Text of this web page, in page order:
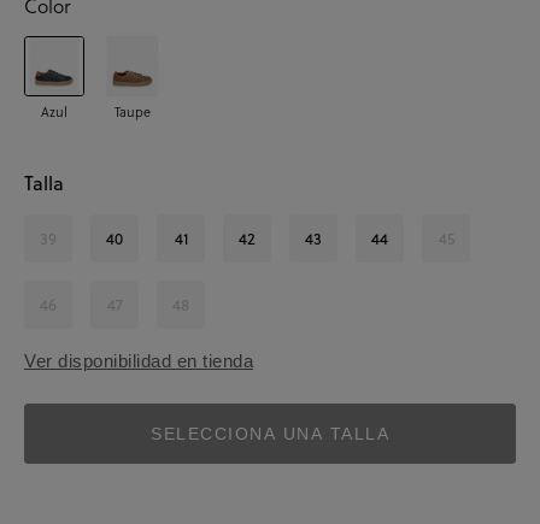
Azul Taupe
Talla
39 40 41 42 43 44 45
46 47 48
Ver disponibilidad en tienda
SELECCIONA UNA TALLA